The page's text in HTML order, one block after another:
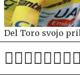
Del Toro svojo
ekipo UAE